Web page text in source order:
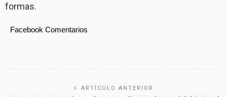
formas.
Facebook Comentarios
ARTÍCULO ANTERIOR